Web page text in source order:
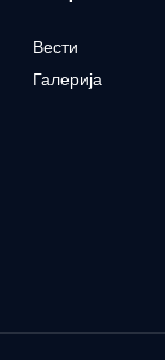
Вести
Галерија